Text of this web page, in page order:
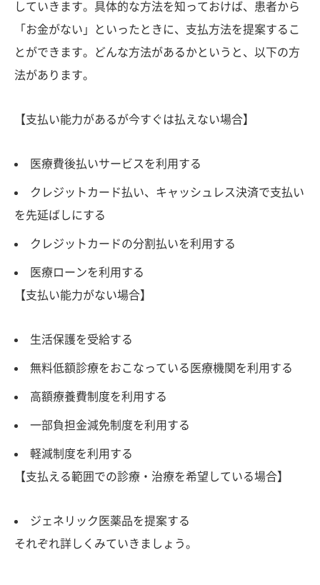
していきます。具体的な方法を知っておけば、患者から
「お金がない」といったときに、支払方法を提案するこ
とができます。どんな方法があるかというと、以下の方
法があります。
【支払い能力があるが今すぐは払えない場合】
医療費後払いサービスを利用する
クレジットカード払い、キャッシュレス決済で支払い
を先延ばしにする
クレジットカードの分割払いを利用する
医療ローンを利用する
【支払い能力がない場合】
生活保護を受給する
無料低額診療をおこなっている医療機関を利用する
高額療養費制度を利用する
一部負担金減免制度を利用する
軽減制度を利用する
【支払える範囲での診療・治療を希望している場合】
ジェネリック医薬品を提案する
それぞれ詳しくみていきましょう。